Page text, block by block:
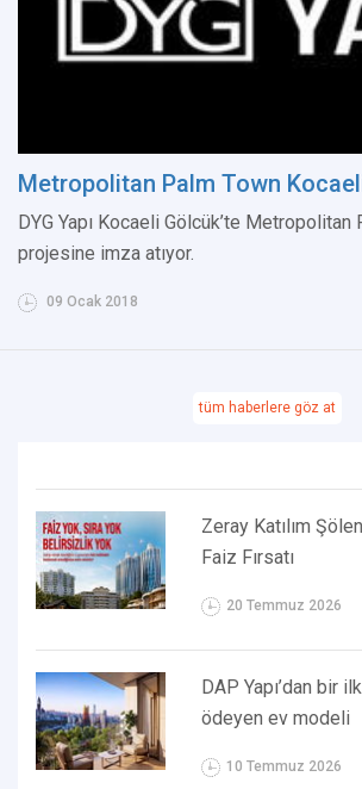
Metropolitan Palm Town
DYG Yapı Kocaeli Gölcük’te Metropolitan
projesine imza atıyor.
09 Ocak 2018
tüm haberlere göz at
Zeray Katılım
Faiz Fırsatı
20 Temmuz 2026
DAP Yapı’dan bir
ödeyen ev modeli
10 Temmuz 2026